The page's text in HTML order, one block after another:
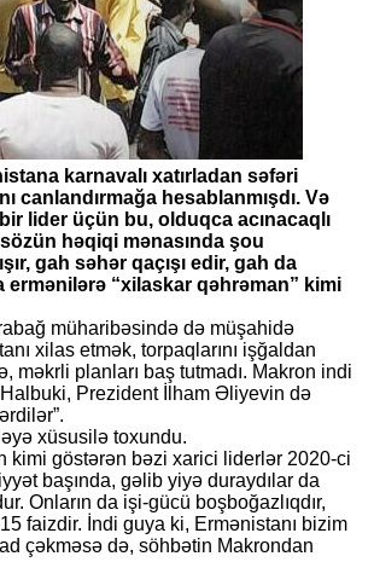
karnavalı xatırladan səfəri
canlandırmağa hesablanmışdı. Və
lider üçün bu, olduqca acınacaqlı
həqiqi mənasında şou
gah səhər qaçışı edir, gah da
ermənilərə “xilaskar qəhrəman” kimi
müharibəsində də müşahidə
xilas etmək, torpaqlarını işğaldan
məkrli planları baş tutmadı. Makron indi
Halbuki, Prezident İlham Əliyevin də
xüsusilə toxundu.
kimi göstərən bəzi xarici liderlər 2020-ci
başında, gəlib yiyə duraydılar da
Onların da işi-gücü boşboğazlıqdır,
faizdir. İndi guya ki, Ermənistanı bizim
çəkməsə də, söhbətin Makrondan